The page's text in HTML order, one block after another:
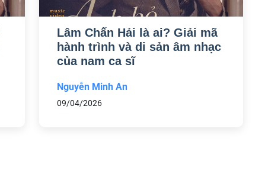
Lâm Chấn Hải là ai? Giải mã
hành trình và di sản âm nhạc
của nam ca sĩ
Nguyễn Minh An
09/04/2026